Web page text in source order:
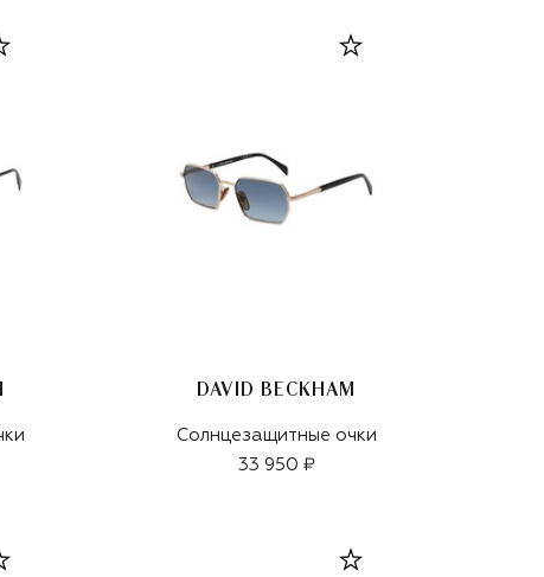
DAVID BECKHAM
Солнцезащитные очки
33 950 ₽